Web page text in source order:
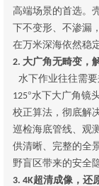
高端场景的首选。
下不变形、不渗漏
在万米深海依然稳
2. 大广角无畸变，
水下作业往往需
125°水下大广角镜
校正算法，彻底解
巡检海底管线、观
供清晰、完整的全
野盲区带来的安全
3. 4K超清成像，还